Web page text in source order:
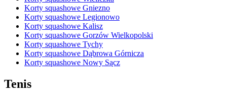
Korty squashowe Gniezno
Korty squashowe Legionowo
Korty squashowe Kalisz
Korty squashowe Gorzów Wielkopolski
Korty squashowe Tychy
Korty squashowe Dąbrowa Górnicza
Korty squashowe Nowy Sącz
Tenis